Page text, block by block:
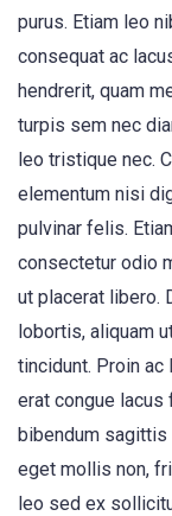
purus. Etiam leo
consequat ac
hendrerit, quam
turpis sem nec
leo tristique nec.
elementum nisi
pulvinar felis.
consectetur odio
ut placerat libero.
lobortis, aliquam
tincidunt. Proin ac
erat congue lacus
bibendum
eget mollis non,
leo sed ex